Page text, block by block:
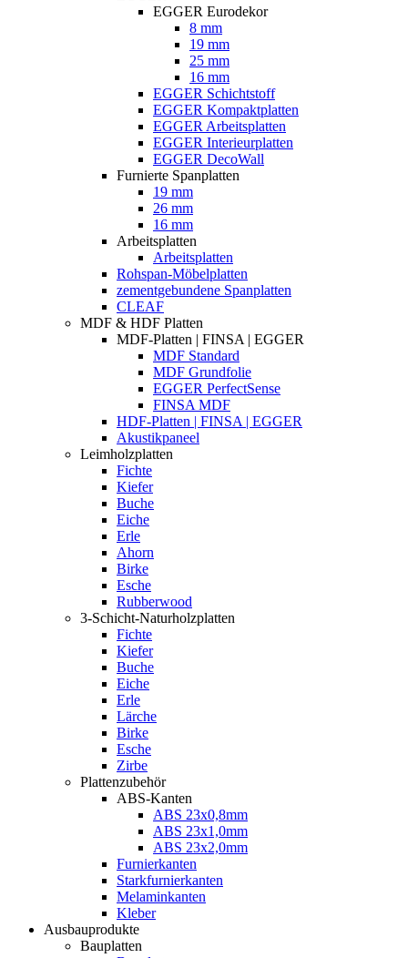
EGGER Eurodekor
8 mm
19 mm
25 mm
16 mm
EGGER Schichtstoff
EGGER Kompaktplatten
EGGER Arbeitsplatten
EGGER Interieurplatten
EGGER DecoWall
Furnierte Spanplatten
19 mm
26 mm
16 mm
Arbeitsplatten
Arbeitsplatten
Rohspan-Möbelplatten
zementgebundene Spanplatten
CLEAF
MDF & HDF Platten
MDF-Platten | FINSA | EGGER
MDF Standard
MDF Grundfolie
EGGER PerfectSense
FINSA MDF
HDF-Platten | FINSA | EGGER
Akustikpaneel
Leimholzplatten
Fichte
Kiefer
Buche
Eiche
Erle
Ahorn
Birke
Esche
Rubberwood
3-Schicht-Naturholzplatten
Fichte
Kiefer
Buche
Eiche
Erle
Lärche
Birke
Esche
Zirbe
Plattenzubehör
ABS-Kanten
ABS 23x0,8mm
ABS 23x1,0mm
ABS 23x2,0mm
Furnierkanten
Starkfurnierkanten
Melaminkanten
Kleber
Ausbauprodukte
Bauplatten